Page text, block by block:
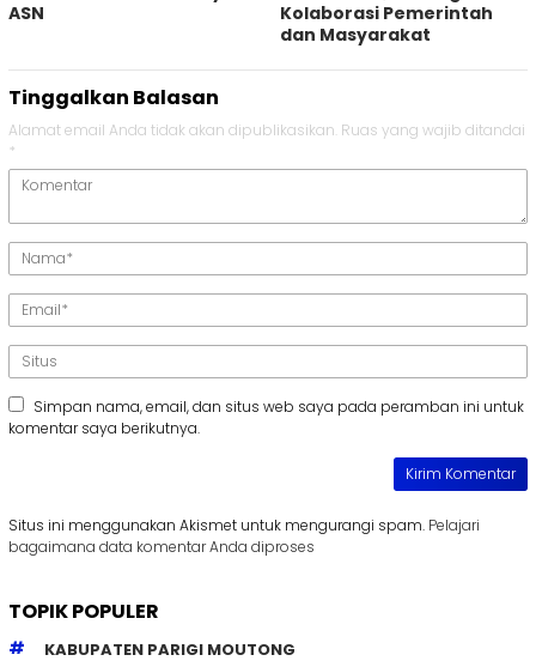
ASN
Kolaborasi Pemerintah
dan Masyarakat
Tinggalkan Balasan
Alamat email Anda tidak akan dipublikasikan. Ruas yang wajib ditandai
*
Simpan nama, email, dan situs web saya pada peramban ini untuk
komentar saya berikutnya.
Situs ini menggunakan Akismet untuk mengurangi spam. Pelajari
bagaimana data komentar Anda diproses
TOPIK POPULER
KABUPATEN PARIGI MOUTONG